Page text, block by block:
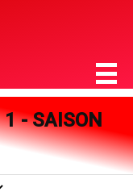
- SAISON